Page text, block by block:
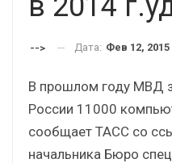
--> Дата: Фев 12, 2015
В прошлом году МВД
России 11000
сообщает ТАСС со
начальника Бюро